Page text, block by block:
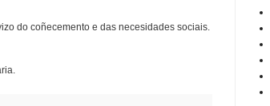
do coñecemento e das necesidades sociais.